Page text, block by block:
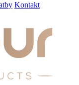
Kontakt